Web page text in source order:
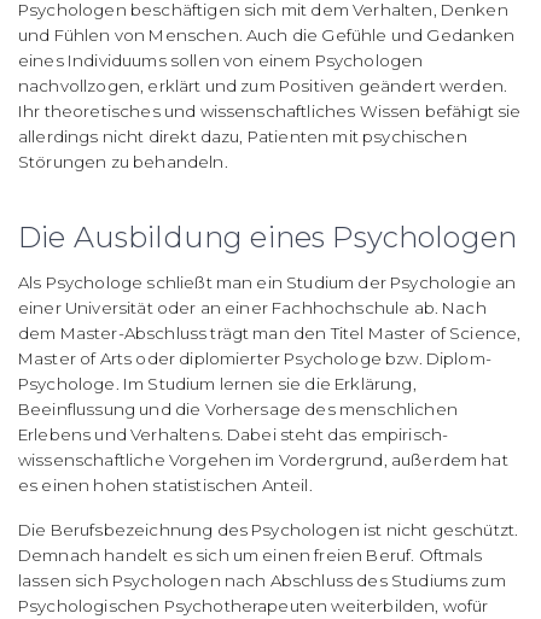
Psychologen beschäftigen sich mit dem Verhalten, Denken
und Fühlen von Menschen. Auch die Gefühle und Gedanken
eines Individuums sollen von einem Psychologen
nachvollzogen, erklärt und zum Positiven geändert werden.
Ihr theoretisches und wissenschaftliches Wissen befähigt sie
allerdings nicht direkt dazu, Patienten mit psychischen
Störungen zu behandeln.
Die Ausbildung eines Psychologen
Als Psychologe schließt man ein Studium der Psychologie an
einer Universität oder an einer Fachhochschule ab. Nach
dem Master-Abschluss trägt man den Titel Master of Science,
Master of Arts oder diplomierter Psychologe bzw. Diplom-
Psychologe. Im Studium lernen sie die Erklärung,
Beeinflussung und die Vorhersage des menschlichen
Erlebens und Verhaltens. Dabei steht das empirisch-
wissenschaftliche Vorgehen im Vordergrund, außerdem hat
es einen hohen statistischen Anteil.
Die Berufsbezeichnung des Psychologen ist nicht geschützt.
Demnach handelt es sich um einen freien Beruf. Oftmals
lassen sich Psychologen nach Abschluss des Studiums zum
Psychologischen Psychotherapeuten weiterbilden, wofür